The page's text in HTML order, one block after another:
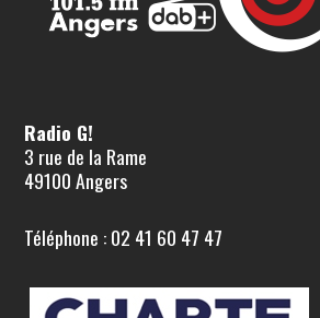
Radio G!
3 rue de la Rame
49100 Angers
Téléphone : 02 41 60 47 47